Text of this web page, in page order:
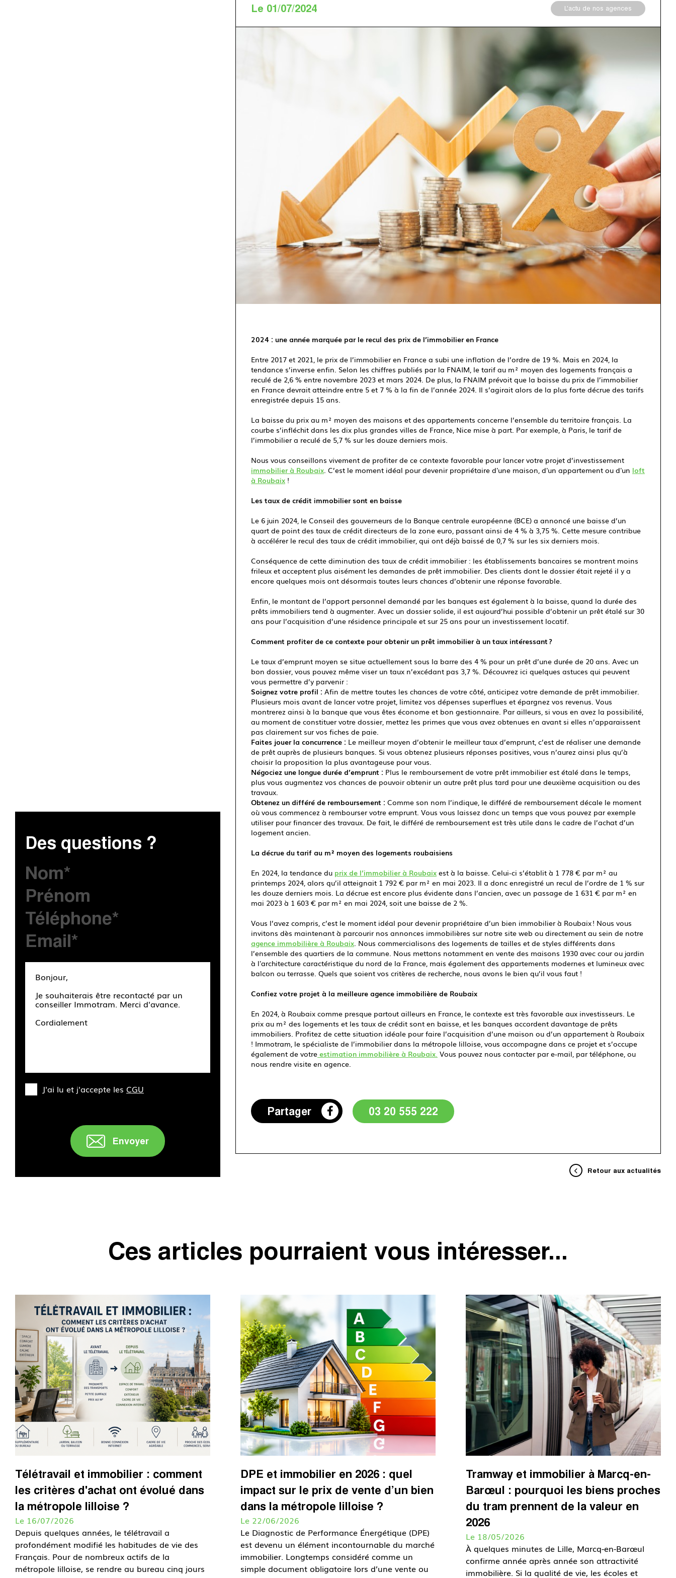
Des questions ?
J'ai lu et j'accepte les CGU
Envoyer
Le 01/07/2024 L'actu de nos agences
2024 : une année marquée par le recul des prix de l’immobilier en France
Entre 2017 et 2021, le prix de l’immobilier en France a subi une inflation de l’ordre de 19 %. Mais en 2024, la
tendance s’inverse enfin. Selon les chiffres publiés par la FNAIM, le tarif au m² moyen des logements français a
reculé de 2,6 % entre novembre 2023 et mars 2024. De plus, la FNAIM prévoit que la baisse du prix de l’immobilier
en France devrait atteindre entre 5 et 7 % à la fin de l’année 2024. Il s’agirait alors de la plus forte décrue des tarifs
enregistrée depuis 15 ans.
La baisse du prix au m² moyen des maisons et des appartements concerne l’ensemble du territoire français. La
courbe s’infléchit dans les dix plus grandes villes de France, Nice mise à part. Par exemple, à Paris, le tarif de
l’immobilier a reculé de 5,7 % sur les douze derniers mois.
Nous vous conseillons vivement de profiter de ce contexte favorable pour lancer votre projet d’investissement
immobilier à Roubaix. C’est le moment idéal pour devenir propriétaire d'une maison, d'un appartement ou d'un loft
à Roubaix !
Les taux de crédit immobilier sont en baisse
Le 6 juin 2024, le Conseil des gouverneurs de la Banque centrale européenne (BCE) a annoncé une baisse d’un
quart de point des taux de crédit directeurs de la zone euro, passant ainsi de 4 % à 3,75 %. Cette mesure contribue
à accélérer le recul des taux de crédit immobilier, qui ont déjà baissé de 0,7 % sur les six derniers mois.
Conséquence de cette diminution des taux de crédit immobilier : les établissements bancaires se montrent moins
frileux et acceptent plus aisément les demandes de prêt immobilier. Des clients dont le dossier était rejeté il y a
encore quelques mois ont désormais toutes leurs chances d’obtenir une réponse favorable.
Enfin, le montant de l’apport personnel demandé par les banques est également à la baisse, quand la durée des
prêts immobiliers tend à augmenter. Avec un dossier solide, il est aujourd’hui possible d’obtenir un prêt étalé sur 30
ans pour l’acquisition d’une résidence principale et sur 25 ans pour un investissement locatif.
Comment profiter de ce contexte pour obtenir un prêt immobilier à un taux intéressant ?
Le taux d’emprunt moyen se situe actuellement sous la barre des 4 % pour un prêt d’une durée de 20 ans. Avec un
bon dossier, vous pouvez même viser un taux n’excédant pas 3,7 %. Découvrez ici quelques astuces qui peuvent
vous permettre d’y parvenir :
Soignez votre profil : Afin de mettre toutes les chances de votre côté, anticipez votre demande de prêt immobilier.
Plusieurs mois avant de lancer votre projet, limitez vos dépenses superflues et épargnez vos revenus. Vous
montrerez ainsi à la banque que vous êtes économe et bon gestionnaire. Par ailleurs, si vous en avez la possibilité,
au moment de constituer votre dossier, mettez les primes que vous avez obtenues en avant si elles n’apparaissent
pas clairement sur vos fiches de paie.
Faites jouer la concurrence : Le meilleur moyen d’obtenir le meilleur taux d’emprunt, c’est de réaliser une demande
de prêt auprès de plusieurs banques. Si vous obtenez plusieurs réponses positives, vous n’aurez ainsi plus qu’à
choisir la proposition la plus avantageuse pour vous.
Négociez une longue durée d’emprunt : Plus le remboursement de votre prêt immobilier est étalé dans le temps,
plus vous augmentez vos chances de pouvoir obtenir un autre prêt plus tard pour une deuxième acquisition ou des
travaux.
Obtenez un différé de remboursement : Comme son nom l’indique, le différé de remboursement décale le moment
où vous commencez à rembourser votre emprunt. Vous vous laissez donc un temps que vous pouvez par exemple
utiliser pour financer des travaux. De fait, le différé de remboursement est très utile dans le cadre de l’achat d’un
logement ancien.
La décrue du tarif au m² moyen des logements roubaisiens
En 2024, la tendance du prix de l’immobilier à Roubaix est à la baisse. Celui-ci s’établit à 1 778 € par m² au
printemps 2024, alors qu’il atteignait 1 792 € par m² en mai 2023. Il a donc enregistré un recul de l’ordre de 1 % sur
les douze derniers mois. La décrue est encore plus évidente dans l’ancien, avec un passage de 1 631 € par m² en
mai 2023 à 1 603 € par m² en mai 2024, soit une baisse de 2 %.
Vous l’avez compris, c’est le moment idéal pour devenir propriétaire d’un bien immobilier à Roubaix ! Nous vous
invitons dès maintenant à parcourir nos annonces immobilières sur notre site web ou directement au sein de notre
agence immobilière à Roubaix. Nous commercialisons des logements de tailles et de styles différents dans
l’ensemble des quartiers de la commune. Nous mettons notamment en vente des maisons 1930 avec cour ou jardin
à l'architecture caractéristique du nord de la France, mais également des appartements modernes et lumineux avec
balcon ou terrasse. Quels que soient vos critères de recherche, nous avons le bien qu’il vous faut !
Confiez votre projet à la meilleure agence immobilière de Roubaix
En 2024, à Roubaix comme presque partout ailleurs en France, le contexte est très favorable aux investisseurs. Le
prix au m² des logements et les taux de crédit sont en baisse, et les banques accordent davantage de prêts
immobiliers. Profitez de cette situation idéale pour faire l’acquisition d’une maison ou d’un appartement à Roubaix
! Immotram, le spécialiste de l’immobilier dans la métropole lilloise, vous accompagne dans ce projet et s’occupe
également de votre estimation immobilière à Roubaix. Vous pouvez nous contacter par e-mail, par téléphone, ou
nous rendre visite en agence.
Partager 03 20 555 222
Retour aux actualités
Ces articles pourraient vous intéresser...
Télétravail et immobilier : comment
les critères d'achat ont évolué dans
la métropole lilloise ?
Le 16/07/2026
Depuis quelques années, le télétravail a
profondément modifié les habitudes de vie des
Français. Pour de nombreux actifs de la
métropole lilloise, se rendre au bureau cinq jours
DPE et immobilier en 2026 : quel
impact sur le prix de vente d’un bien
dans la métropole lilloise ?
Le 22/06/2026
Le Diagnostic de Performance Énergétique (DPE)
est devenu un élément incontournable du marché
immobilier. Longtemps considéré comme un
simple document obligatoire lors d’une vente ou
Tramway et immobilier à Marcq-en-
Barœul : pourquoi les biens proches
du tram prennent de la valeur en
2026
Le 18/05/2026
À quelques minutes de Lille, Marcq-en-Barœul
confirme année après année son attractivité
immobilière. Si la qualité de vie, les écoles et